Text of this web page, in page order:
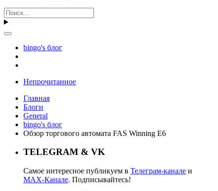
bingo's блог
Непрочитанное
Главная
Блоги
General
bingo's блог
Обзор торгового автомата FAS Winning E6
TELEGRAM & VK
Самое интересное публикуем в Телеграм-канале и
MAX-Канале. Подписывайтесь!